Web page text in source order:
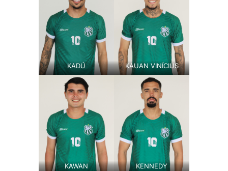
KADÚ KAUAN VINÍCIUS
KAWAN KENNEDY